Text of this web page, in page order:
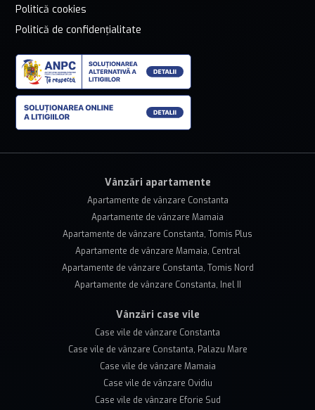
Politică cookies
Politică de confidențialitate
Vânzări apartamente
Apartamente de vânzare Constanta
Apartamente de vânzare Mamaia
Apartamente de vânzare Constanta, Tomis Plus
Apartamente de vânzare Mamaia, Central
Apartamente de vânzare Constanta, Tomis Nord
Apartamente de vânzare Constanta, Inel II
Vânzări case vile
Case vile de vânzare Constanta
Case vile de vânzare Constanta, Palazu Mare
Case vile de vânzare Mamaia
Case vile de vânzare Ovidiu
Case vile de vânzare Eforie Sud